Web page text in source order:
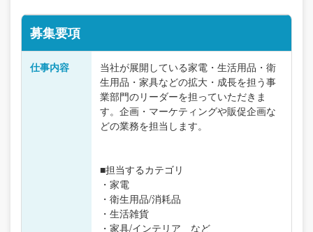
募集要項
仕事内容
当社が展開している家電・生活用品・衛
生用品・家具などの拡大・成長を担う事
業部門のリーダーを担っていただきま
す。企画・マーケティングや販促企画な
どの業務を担当します。
■担当するカテゴリ
・家電
・衛生用品/消耗品
・生活雑貨
・家具/インテリア など